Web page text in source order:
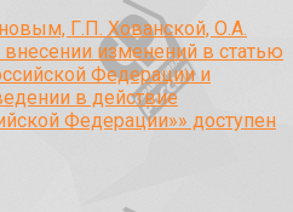
Г.П. Хованской, О.А.
изменений в статью
Федерации и
в действие
Федерации»» доступен